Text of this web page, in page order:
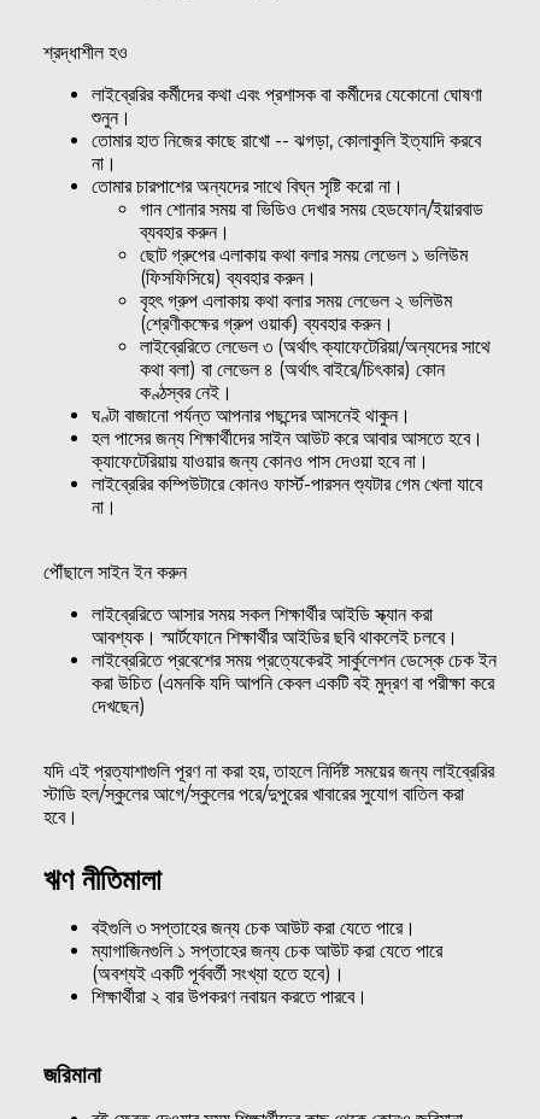
শ্রদ্ধাশীল হও
লাইব্রেরির কর্মীদের কথা এবং প্রশাসক বা কর্মীদের যেকোনো ঘোষণা
শুনুন।
তোমার হাত নিজের কাছে রাখো -- ঝগড়া, কোলাকুলি ইত্যাদি করবে
না।
তোমার চারপাশের অন্যদের সাথে বিঘ্ন সৃষ্টি করো না।
গান শোনার সময় বা ভিডিও দেখার সময় হেডফোন/ইয়ারবাড
ব্যবহার করুন।
ছোট গ্রুপের এলাকায় কথা বলার সময় লেভেল ১ ভলিউম
(ফিসফিসিয়ে) ব্যবহার করুন।
বৃহৎ গ্রুপ এলাকায় কথা বলার সময় লেভেল ২ ভলিউম
(শ্রেণীকক্ষের গ্রুপ ওয়ার্ক) ব্যবহার করুন।
লাইব্রেরিতে লেভেল ৩ (অর্থাৎ ক্যাফেটেরিয়া/অন্যদের সাথে
কথা বলা) বা লেভেল ৪ (অর্থাৎ বাইরে/চিৎকার) কোন
কণ্ঠস্বর নেই।
ঘণ্টা বাজানো পর্যন্ত আপনার পছন্দের আসনেই থাকুন।
হল পাসের জন্য শিক্ষার্থীদের সাইন আউট করে আবার আসতে হবে।
ক্যাফেটেরিয়ায় যাওয়ার জন্য কোনও পাস দেওয়া হবে না।
লাইব্রেরির কম্পিউটারে কোনও ফার্স্ট-পারসন শ্যুটার গেম খেলা যাবে
না।
পৌঁছালে সাইন ইন করুন
লাইব্রেরিতে আসার সময় সকল শিক্ষার্থীর আইডি স্ক্যান করা
আবশ্যক। স্মার্টফোনে শিক্ষার্থীর আইডির ছবি থাকলেই চলবে।
লাইব্রেরিতে প্রবেশের সময় প্রত্যেকেরই সার্কুলেশন ডেস্কে চেক ইন
করা উচিত (এমনকি যদি আপনি কেবল একটি বই মুদ্রণ বা পরীক্ষা করে
দেখছেন)
যদি এই প্রত্যাশাগুলি পূরণ না করা হয়, তাহলে নির্দিষ্ট সময়ের জন্য লাইব্রেরির
স্টাডি হল/স্কুলের আগে/স্কুলের পরে/দুপুরের খাবারের সুযোগ বাতিল করা
হবে।
ঋণ নীতিমালা
বইগুলি ৩ সপ্তাহের জন্য চেক আউট করা যেতে পারে।
ম্যাগাজিনগুলি ১ সপ্তাহের জন্য চেক আউট করা যেতে পারে
(অবশ্যই একটি পূর্ববর্তী সংখ্যা হতে হবে)।
শিক্ষার্থীরা ২ বার উপকরণ নবায়ন করতে পারবে।
জরিমানা